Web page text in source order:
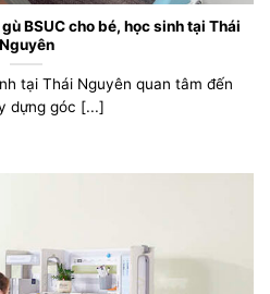
BSUC cho bé, học sinh tại Thái
Nguyên
tại Thái Nguyên quan tâm đến
dựng góc [...]